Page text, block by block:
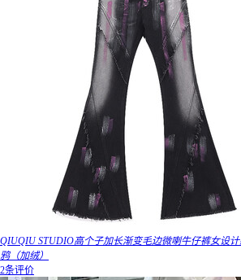
QIUQIU STUDIO高个子加长渐变毛边微喇牛仔裤女设
鸦（加绒）
2条评价